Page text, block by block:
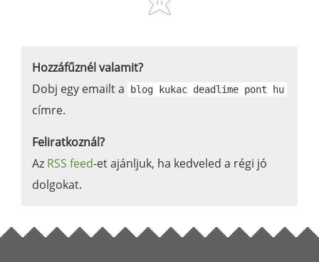
Hozzáfűznél valamit?
Dobj egy emailt a
blog kukac deadlime pont hu
címre.
Feliratkoznál?
Az RSS feed-et ajánljuk, ha kedveled a régi jó
dolgokat.